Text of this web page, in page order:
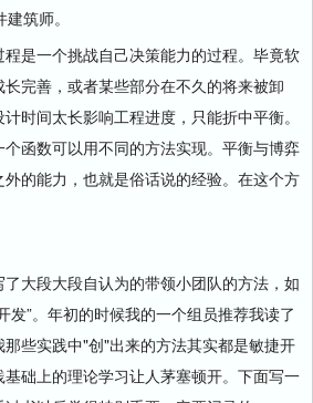
筑师。
是一个挑战自己决策能力的过程。毕竟软
完善，或者某些部分在不久的将来被卸
时间太长影响工程进度，只能折中平衡。
函数可以用不同的方法实现。平衡与博弈
的能力，也就是俗话说的经验。在这个方
大段大段自认为的带领小团队的方法，如
发”。年初的时候我的一个组员推荐我读了
些实践中"创"出来的方法其实都是敏捷开
础上的理论学习让人茅塞顿开。下面写一